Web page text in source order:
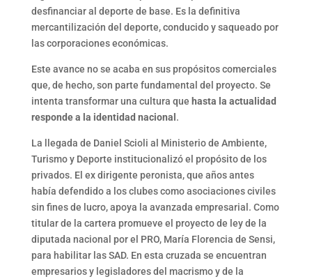
desfinanciar al deporte de base. Es la definitiva
mercantilización del deporte, conducido y saqueado por
las corporaciones económicas.
Este avance no se acaba en sus propósitos comerciales
que, de hecho, son parte fundamental del proyecto. Se
intenta transformar una cultura que hasta la actualidad
responde a la identidad nacional .
La llegada de Daniel Scioli al Ministerio de Ambiente,
Turismo y Deporte institucionalizó el propósito de los
privados. El ex dirigente peronista, que años antes
había defendido a los clubes como asociaciones civiles
sin fines de lucro, apoya la avanzada empresarial. Como
titular de la cartera promueve el proyecto de ley de la
diputada nacional por el PRO, María Florencia de Sensi,
para habilitar las SAD. En esta cruzada se encuentran
empresarios y legisladores del macrismo y de la